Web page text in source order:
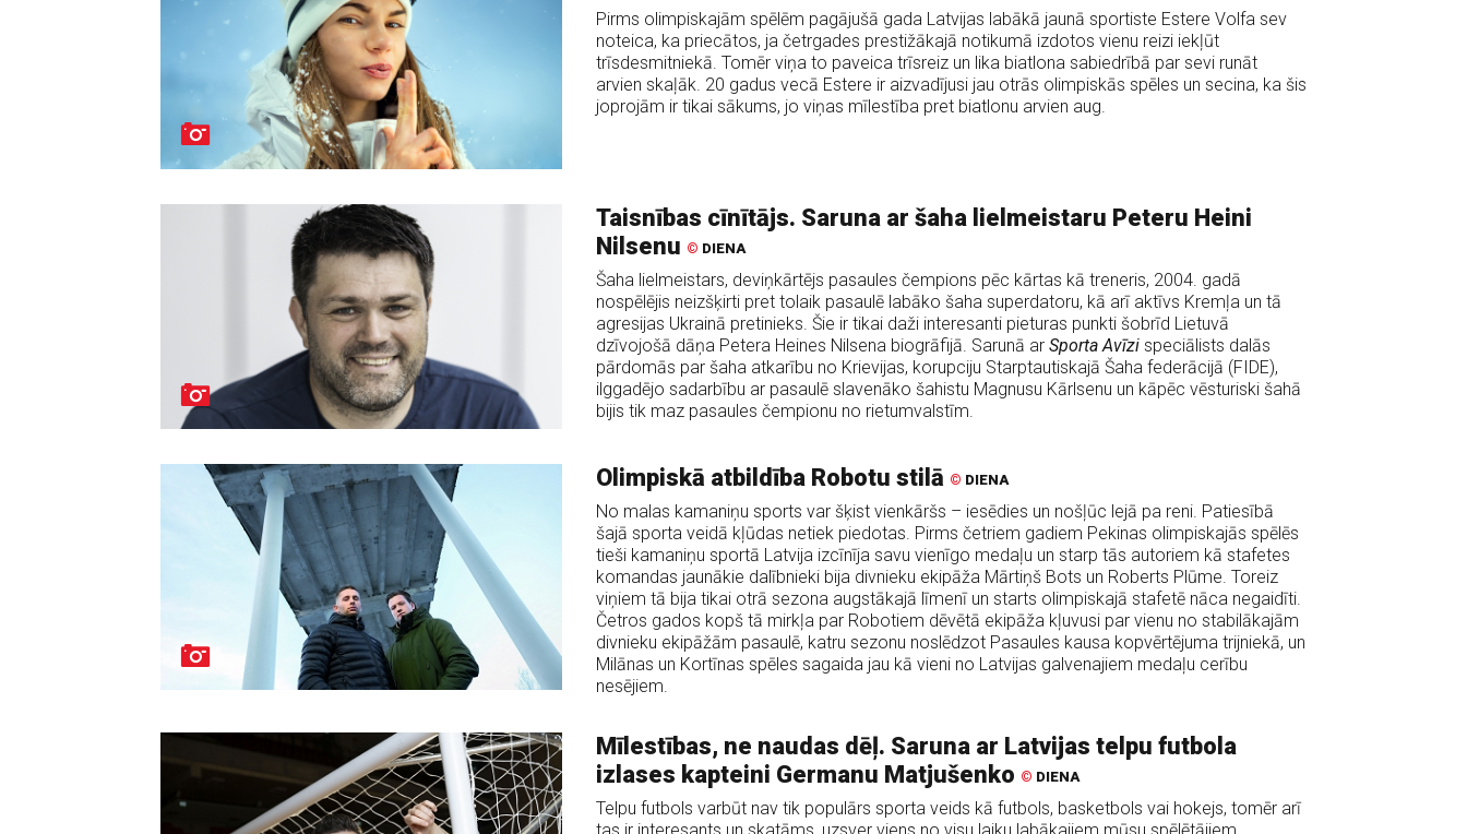
Pirms olimpiskajām spēlēm pagājušā gada Latvijas labākā jaunā sportiste Estere Volfa sev
noteica, ka priecātos, ja četrgades prestižākajā notikumā izdotos vienu reizi iekļūt
trīsdesmitniekā. Tomēr viņa to paveica trīsreiz un lika biatlona sabiedrībā par sevi runāt
arvien skaļāk. 20 gadus vecā Estere ir aizvadījusi jau otrās olimpiskās spēles un secina, ka šis
joprojām ir tikai sākums, jo viņas mīlestība pret biatlonu arvien aug.
Taisnības cīnītājs. Saruna ar šaha lielmeistaru Peteru Heini
Nilsenu © DIENA
Šaha lielmeistars, deviņkārtējs pasaules čempions pēc kārtas kā treneris, 2004. gadā
nospēlējis neizšķirti pret tolaik pasaulē labāko šaha superdatoru, kā arī aktīvs Kremļa un tā
agresijas Ukrainā pretinieks. Šie ir tikai daži interesanti pieturas punkti šobrīd Lietuvā
dzīvojošā dāņa Petera Heines Nilsena biogrāfijā. Sarunā ar Sporta Avīzi speciālists dalās
pārdomās par šaha atkarību no Krievijas, korupciju Starptautiskajā Šaha federācijā (FIDE),
ilggadējo sadarbību ar pasaulē slavenāko šahistu Magnusu Kārlsenu un kāpēc vēsturiski šahā
bijis tik maz pasaules čempionu no rietumvalstīm.
Olimpiskā atbildība Robotu stilā © DIENA
No malas kamaniņu sports var šķist vienkāršs – iesēdies un nošļūc lejā pa reni. Patiesībā
šajā sporta veidā kļūdas netiek piedotas. Pirms četriem gadiem Pekinas olimpiskajās spēlēs
tieši kamaniņu sportā Latvija izcīnīja savu vienīgo medaļu un starp tās autoriem kā stafetes
komandas jaunākie dalībnieki bija divnieku ekipāža Mārtiņš Bots un Roberts Plūme. Toreiz
viņiem tā bija tikai otrā sezona augstākajā līmenī un starts olimpiskajā stafetē nāca negaidīti.
Četros gados kopš tā mirkļa par Robotiem dēvētā ekipāža kļuvusi par vienu no stabilākajām
divnieku ekipāžām pasaulē, katru sezonu noslēdzot Pasaules kausa kopvērtējuma trijniekā, un
Milānas un Kortīnas spēles sagaida jau kā vieni no Latvijas galvenajiem medaļu cerību
nesējiem.
Mīlestības, ne naudas dēļ. Saruna ar Latvijas telpu futbola
izlases kapteini Germanu Matjušenko © DIENA
Telpu futbols varbūt nav tik populārs sporta veids kā futbols, basketbols vai hokejs, tomēr arī